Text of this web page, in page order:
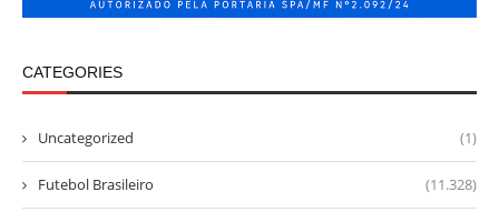
CATEGORIES
Uncategorized (1)
Futebol Brasileiro (11.328)